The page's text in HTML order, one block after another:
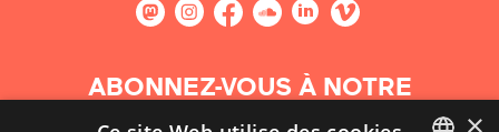
ABONNEZ-VOUS À NOTRE
NEWSLETTER
×